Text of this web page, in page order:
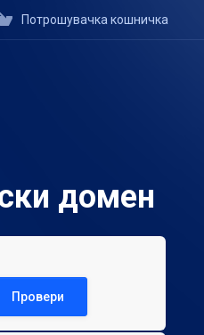
Потрошувачка кошничка
домен
Провери